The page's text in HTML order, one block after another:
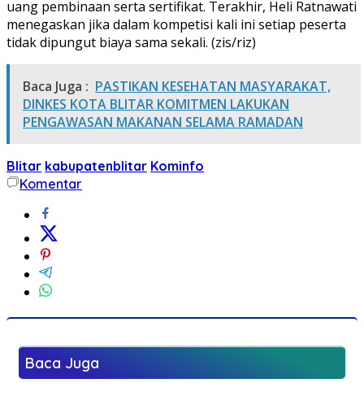
uang pembinaan serta sertifikat. Terakhir, Heli Ratnawati
menegaskan jika dalam kompetisi kali ini setiap peserta
tidak dipungut biaya sama sekali. (zis/riz)
Baca Juga : PASTIKAN KESEHATAN MASYARAKAT,
DINKES KOTA BLITAR KOMITMEN LAKUKAN
PENGAWASAN MAKANAN SELAMA RAMADAN
Blitar kabupatenblitar Kominfo
Komentar
Baca Juga